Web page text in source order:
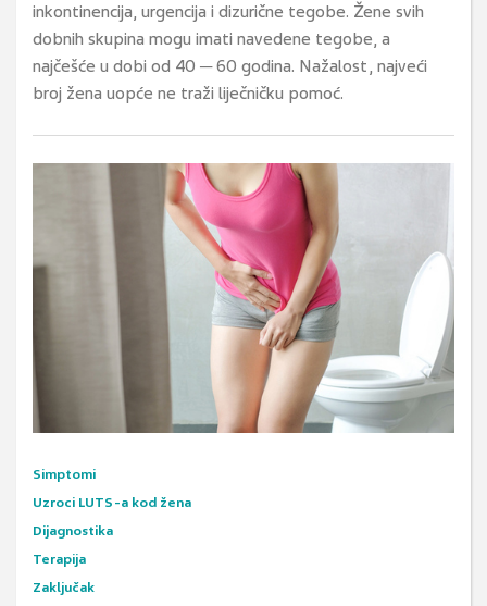
inkontinencija, urgencija i dizurične tegobe. Žene svih
dobnih skupina mogu imati navedene tegobe, a
najčešće u dobi od 40 ─ 60 godina. Nažalost, najveći
broj žena uopće ne traži liječničku pomoć.
Simptomi
Uzroci LUTS-a kod žena
Dijagnostika
Terapija
Zaključak